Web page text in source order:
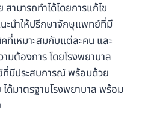
ามารถทำได้โดยการแก้ไข
ะนำให้ปรึกษาจักษุแพทย์ที่มี
ที่เหมาะสมกับแต่ละคน และ
ต้องการ โดยโรงพยาบาล
มีประสบการณ์ พร้อมด้วย
ด้มาตรฐานโรงพยาบาล พร้อม